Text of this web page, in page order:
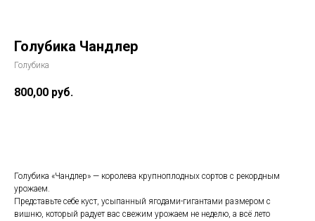
Голубика Чандлер
Голубика
800,00 руб.
Голубика «Чандлер» — королева крупноплодных сортов с рекордным
урожаем.
Представьте себе куст, усыпанный ягодами-гигантами размером с
вишню, который радует вас свежим урожаем не неделю, а всё лето